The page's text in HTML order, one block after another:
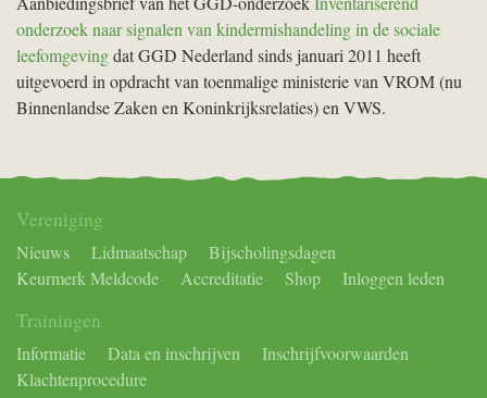
onderzoek naar signalen van kindermishandeling in de sociale
leefomgevingdat GGD Nederland sinds januari 2011 heeft
uitgevoerd in opdracht van toenmalige ministerie van VROM (nu
Binnenlandse Zaken en Koninkrijksrelaties) en VWS.
Vereniging
Nieuws Lidmaatschap
Bijscholingsdagen
Keurmerk Meldcode
Accreditatie Shop Inloggen leden
Trainingen
Informatie Data en inschrijven
Inschrijfvoorwaarden
Klachtenprocedure